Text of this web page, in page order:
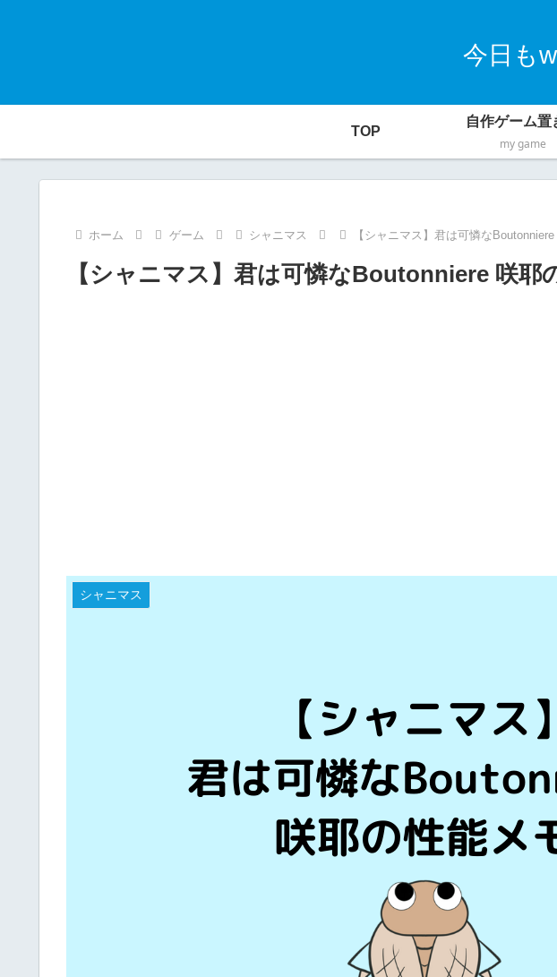
今日も
TOP
自作ゲーム置
my game
ホーム ゲーム シャニマス 【シャニマス】君は可憐な
【シャニマス】君は可憐なBoutonniere 咲耶
シャニマス